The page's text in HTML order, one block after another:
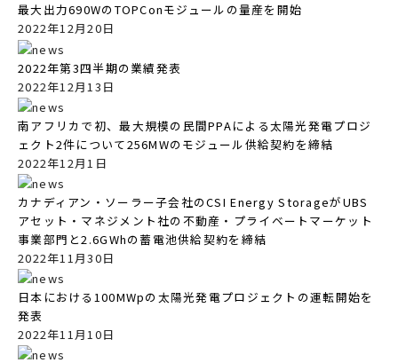
最大出力690WのTOPConモジュールの量産を開始
2022年12月20日
2022年第3四半期の業績発表
2022年12月13日
南アフリカで初、最大規模の民間PPAによる太陽光発電プロジ
ェクト2件について256MWのモジュール供給契約を締結
2022年12月1日
カナディアン・ソーラー子会社のCSI Energy StorageがUBS
アセット・マネジメント社の不動産・プライベートマーケット
事業部門と2.6GWhの蓄電池供給契約を締結
2022年11月30日
日本における100MWpの太陽光発電プロジェクトの運転開始を
発表
2022年11月10日